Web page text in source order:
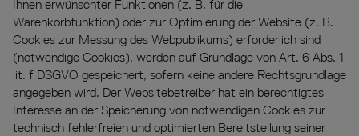
Ihnen erwünschter Funktionen (z. B. für die
Warenkorbfunktion) oder zur Optimierung der Website (z. B.
Cookies zur Messung des Webpublikums) erforderlich sind
(notwendige Cookies), werden auf Grundlage von Art. 6 Abs. 1
lit. f DSGVO gespeichert, sofern keine andere Rechtsgrundlage
angegeben wird. Der Websitebetreiber hat ein berechtigtes
Interesse an der Speicherung von notwendigen Cookies zur
technisch fehlerfreien und optimierten Bereitstellung seiner